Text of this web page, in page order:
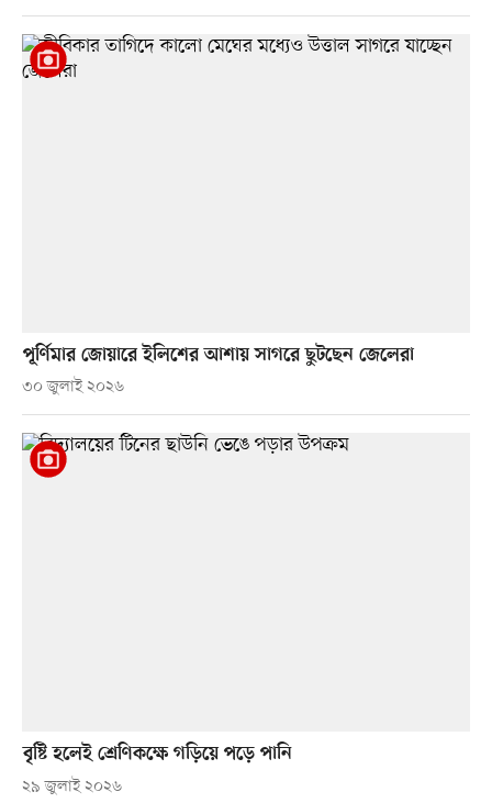
পূর্ণিমার জোয়ারে ইলিশের আশায় সাগরে ছুটছেন জেলেরা
৩০ জুলাই ২০২৬
বৃষ্টি হলেই শ্রেণিকক্ষে গড়িয়ে পড়ে পানি
২৯ জুলাই ২০২৬